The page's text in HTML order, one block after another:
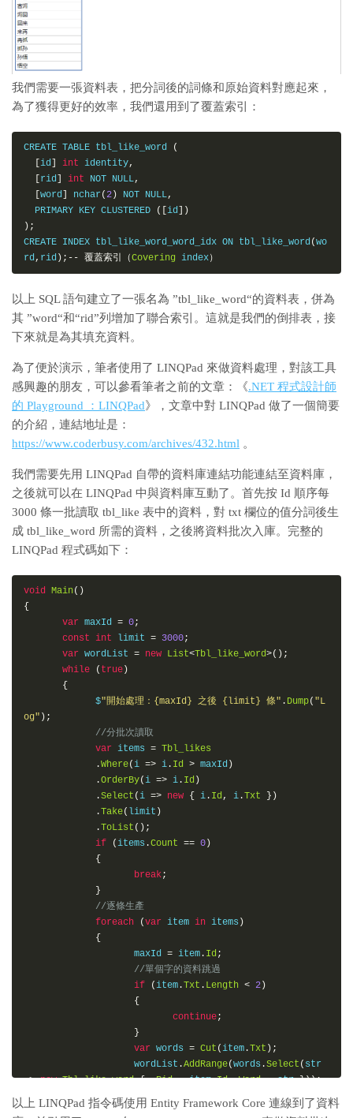
我們需要一張資料表，把分詞後的詞條和原始資料對應起來，
為了獲得更好的效率，我們還用到了覆蓋索引：
CREATE TABLE tbl_like_word
(
[id] int identity,
[rid] int NOT NULL,
[word] nchar(2) NOT NULL,
  PRIMARY KEY CLUSTERED
([id])
);
CREATE INDEX tbl_like_word_word_idx ON tbl_like_word(wo
rd, rid);-- 覆蓋索引（Covering index）
以上 SQL 語句建立了一張名為 ”tbl_like_word“的資料表，併為
其 ”word“和“rid”列增加了聯合索引。這就是我們的倒排表，接
下來就是為其填充資料。
為了便於演示，筆者使用了 LINQPad 來做資料處理，對該工具
感興趣的朋友，可以參看筆者之前的文章：《.NET 程式設計師
的 Playground ：LINQPad》，文章中對 LINQPad 做了一個簡要
的介紹，連結地址是：
https://www.coderbusy.com/archives/432.html 。
我們需要先用 LINQPad 自帶的資料庫連結功能連結至資料庫，
之後就可以在 LINQPad 中與資料庫互動了。首先按 Id 順序每
3000 條一批讀取 tbl_like 表中的資料，對 txt 欄位的值分詞後生
成 tbl_like_word 所需的資料，之後將資料批次入庫。完整的
LINQPad 程式碼如下：
void Main()
{
var maxId = 0;
const int limit = 3000;
var wordList = new List<Tbl_like_word>();
while
( true)
{
             $
"開始處理：{maxId} 之後 {limit} 條" . Dump( "L
og" );
//分批次讀取
var items = Tbl_likes
.Where(i => i . Id > maxId)
.OrderBy(i => i . Id )
.Select (i => new { i . Id , i .Txt
})
.Take( limit )
.ToList ();
if
(items .Count == 0)
{
break;
}
//逐條生產
foreach
(var item in items )
{
                    maxId
= item . Id ;
//單個字的資料跳過
if
(item .Txt . Length < 2)
{
continue;
}
var words = Cut (item .Txt );
                    wordList
.AddRange(words .Select (
=> new Tbl_like_word { Rid = item.Id, Word = str }));
}
}
以上 LINQPad 指令碼使用 Entity Framework Core 連線到了資料